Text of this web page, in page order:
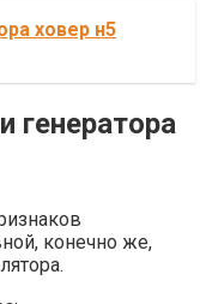
ховер н5
генератора
конечно же,